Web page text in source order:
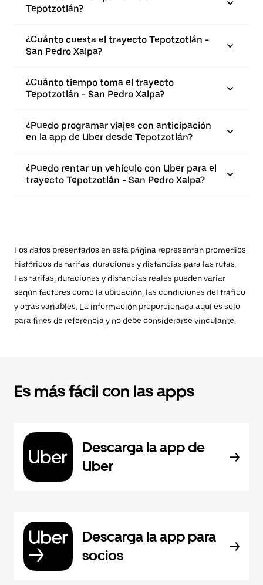
Tepotzotlán?
¿Cuánto cuesta el trayecto Tepotzotlán -
San Pedro Xalpa?
¿Cuánto tiempo toma el trayecto
Tepotzotlán - San Pedro Xalpa?
¿Puedo programar viajes con anticipación
en la app de Uber desde Tepotzotlán?
¿Puedo rentar un vehículo con Uber para el
trayecto Tepotzotlán - San Pedro Xalpa?
Los datos presentados en esta página representan promedios
históricos de tarifas, duraciones y distancias para las rutas.
Las tarifas, duraciones y distancias reales pueden variar
según factores como la ubicación, las condiciones del tráfico
y otras variables. La información proporcionada aquí es solo
para fines de referencia y no debe considerarse vinculante.
Es más fácil con las apps
Descarga la app de
Uber
Descarga la app para
socios